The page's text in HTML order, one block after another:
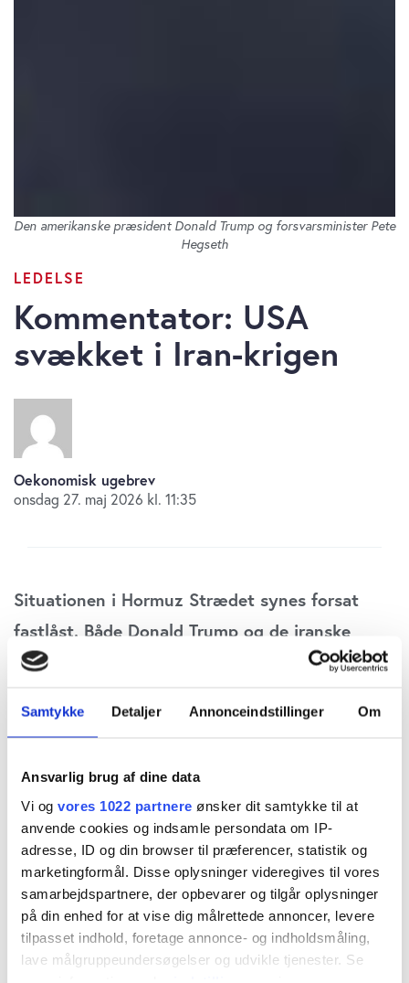
Samtykke Detaljer Annonceindstillinger Om
Ansvarlig brug af dine data
Vi og vores 1022 partnere ønsker dit samtykke til at
anvende cookies og indsamle persondata om IP-
adresse, ID og din browser til præferencer, statistik og
marketingformål. Disse oplysninger videregives til vores
samarbejdspartnere, der opbevarer og tilgår oplysninger
på din enhed for at vise dig målrettede annoncer, levere
tilpasset indhold, foretage annonce- og indholdsmåling,
lave målgruppeundersøgelser og udvikle tjenester. Se
LEDELSE
Kommentator: USA
svækket i Iran-krigen
Oekonomisk ugebrev
onsdag 27. maj 2026 kl. 11:35
Den amerikanske præsident Donald Trump og forsvarsminister Pete
Hegseth
Situationen i Hormuz Strædet synes forsat
fastlåst. Både Donald Trump og de iranske
ledere mener, de har tiden på deres side, og
nuværende tidspunkt. Iran har bevist sin
Trump er blevet tvunget til lige før et vigtigt
midtvejsvalg at signalere ligegyldighed over for
kraftigt stigende hjemlige benzinpriser, skriver
Jacob Funk Kirkegaard, senior fellow hos
tænketanken Bruegel.
De fleste iagttagere er for tiden enige om, at Iran-